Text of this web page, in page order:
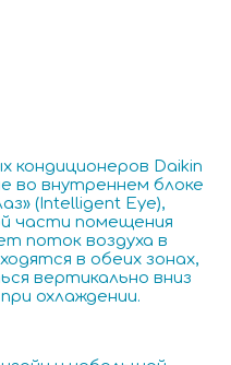
Daikin
во внутреннем блоке
(Intelligent Eye),
части помещения
поток воздуха в
в обеих зонах,
вертикально вниз
охлаждении.